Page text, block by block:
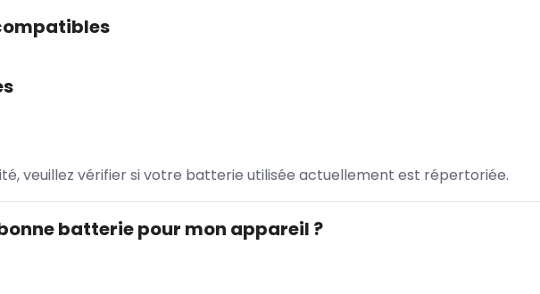
veuillez vérifier si votre batterie utilisée actuellement est répertoriée.
batterie pour mon appareil ?